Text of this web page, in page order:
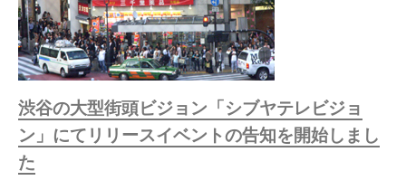
渋谷の大型街頭ビジョン「シブヤテレビジョ
ン」にてリリースイベントの告知を開始しまし
た